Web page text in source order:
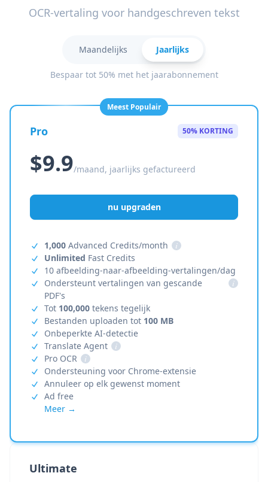
OCR-vertaling voor handgeschreven tekst
Maandelijks Jaarlijks
Bespaar tot 50% met het jaarabonnement
Meest Populair
Pro 50% KORTING
$9.9/maand, jaarlijks gefactureerd
nu upgraden
1,000 Advanced Credits/month
i
Unlimited Fast Credits
10 afbeelding-naar-afbeelding-vertalingen/dag
Ondersteunt vertalingen van gescande
PDF's
i
Tot 100,000 tekens tegelijk
Bestanden uploaden tot 100 MB
Onbeperkte AI-detectie
Translate Agent
i
Pro OCR
i
Ondersteuning voor Chrome-extensie
Annuleer op elk gewenst moment
Ad free
Meer →
Ultimate